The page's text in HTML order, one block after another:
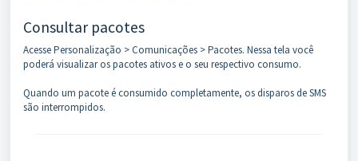
Consultar pacotes
Acesse Personalização > Comunicações > Pacotes. Nessa tela você
poderá visualizar os pacotes ativos e o seu respectivo consumo.
Quando um pacote é consumido completamente, os disparos de SMS
são interrompidos.